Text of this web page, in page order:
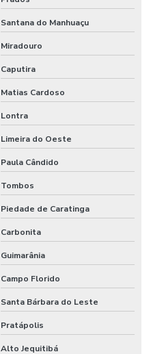
Santana do Manhuaçu
Miradouro
Caputira
Matias Cardoso
Lontra
Limeira do Oeste
Paula Cândido
Tombos
Piedade de Caratinga
Carbonita
Guimarânia
Campo Florido
Santa Bárbara do Leste
Pratápolis
Alto Jequitibá